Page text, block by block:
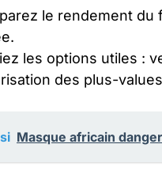
le rendement du
les options utiles :
des plus-
Masque africain